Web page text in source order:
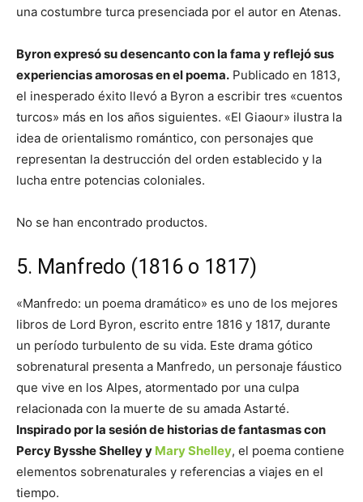
una costumbre turca presenciada por el autor en Atenas.
Byron expresó su desencanto con la fama y reflejó sus
experiencias amorosas en el poema. Publicado en 1813,
el inesperado éxito llevó a Byron a escribir tres «cuentos
turcos» más en los años siguientes. «El Giaour» ilustra la
idea de orientalismo romántico, con personajes que
representan la destrucción del orden establecido y la
lucha entre potencias coloniales.
No se han encontrado productos.
5. Manfredo (1816 o 1817)
«Manfredo: un poema dramático» es uno de los mejores
libros de Lord Byron, escrito entre 1816 y 1817, durante
un período turbulento de su vida. Este drama gótico
sobrenatural presenta a Manfredo, un personaje fáustico
que vive en los Alpes, atormentado por una culpa
relacionada con la muerte de su amada Astarté.
Inspirado por la sesión de historias de fantasmas con
Percy Bysshe Shelley y Mary Shelley, el poema contiene
elementos sobrenaturales y referencias a viajes en el
tiempo.